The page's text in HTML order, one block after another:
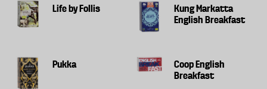
Life by Follis
Kung Markatta
English Breakfast
Pukka
Coop English
Breakfast